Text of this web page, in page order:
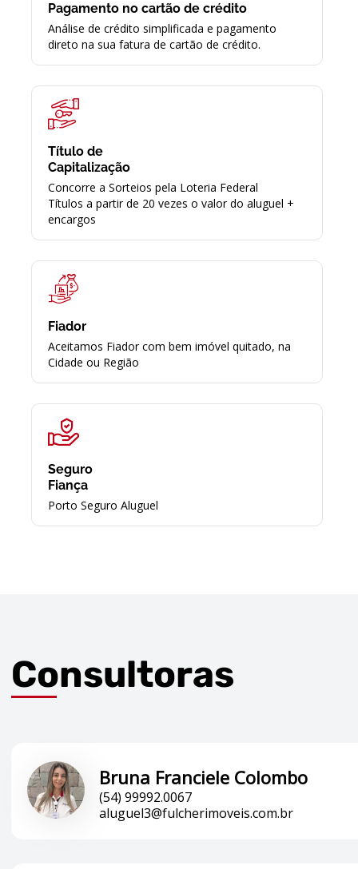
Pagamento no cartão de crédito
Análise de crédito simplificada e pagamento
direto na sua fatura de cartão de crédito.
Título de
Capitalização
Concorre a Sorteios pela Loteria Federal
Títulos a partir de 20 vezes o valor do aluguel +
encargos
Fiador
Aceitamos Fiador com bem imóvel quitado, na
Cidade ou Região
Seguro
Fiança
Porto Seguro Aluguel
Consultoras
Bruna Franciele Colombo
(54) 99992.0067
aluguel3@fulcherimoveis.com.br